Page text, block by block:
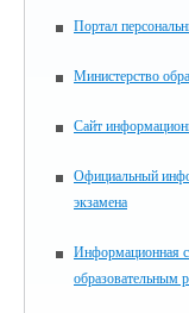
Портал
Министерство
Сайт
Официальный
экзамена
Информационная
образовательным